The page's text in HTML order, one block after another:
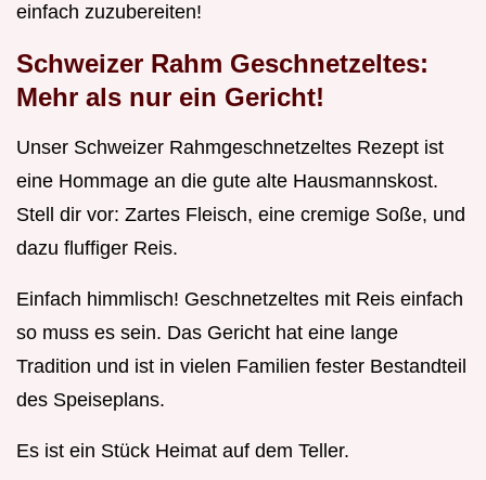
einfach zuzubereiten!
Schweizer Rahm Geschnetzeltes:
Mehr als nur ein Gericht!
Unser Schweizer Rahmgeschnetzeltes Rezept ist
eine Hommage an die gute alte Hausmannskost.
Stell dir vor: Zartes Fleisch, eine cremige Soße, und
dazu fluffiger Reis.
Einfach himmlisch! Geschnetzeltes mit Reis einfach
so muss es sein. Das Gericht hat eine lange
Tradition und ist in vielen Familien fester Bestandteil
des Speiseplans.
Es ist ein Stück Heimat auf dem Teller.